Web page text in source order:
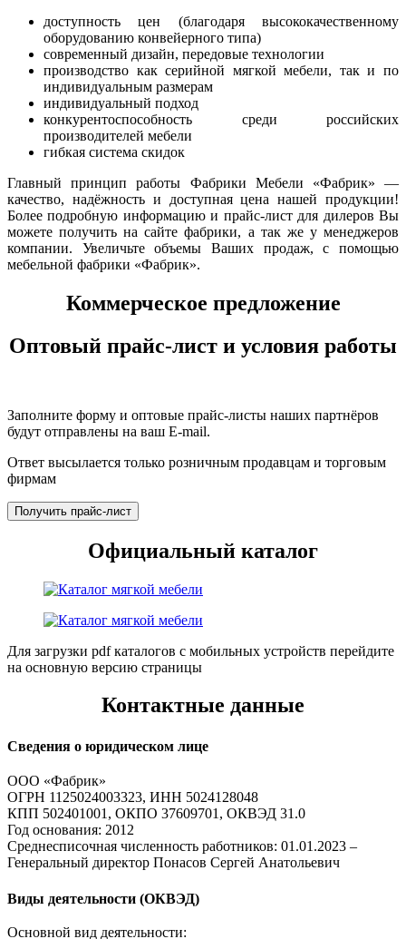
доступность цен (благодаря высококачественному
оборудованию конвейерного типа)
современный дизайн, передовые технологии
производство как серийной мягкой мебели, так и по
индивидуальным размерам
индивидуальный подход
конкурентоспособность среди российских
производителей мебели
гибкая система скидок
Главный принцип работы Фабрики Мебели «Фабрик» —
качество, надёжность и доступная цена нашей продукции!
Более подробную информацию и прайс-лист для дилеров Вы
можете получить на сайте фабрики, а так же у менеджеров
компании. Увеличьте объемы Ваших продаж, с помощью
мебельной фабрики «Фабрик».
Коммерческое предложение
Оптовый прайс-лист и условия работы
Заполните форму и оптовые прайс-листы наших партнёров
будут отправлены на ваш E-mail.
Ответ высылается только розничным продавцам и торговым
фирмам
Получить прайс-лист
Официальный каталог
Для загрузки pdf каталогов с мобильных устройств перейдите
на основную версию страницы
Контактные данные
Сведения о юридическом лице
ООО «Фабрик»
ОГРН 1125024003323, ИНН 5024128048
КПП 502401001, ОКПО 37609701, ОКВЭД 31.0
Год основания: 2012
Среднесписочная численность работников: 01.01.2023 –
Генеральный директор Понасов Сергей Анатольевич
Виды деятельности (ОКВЭД)
Основной вид деятельности: